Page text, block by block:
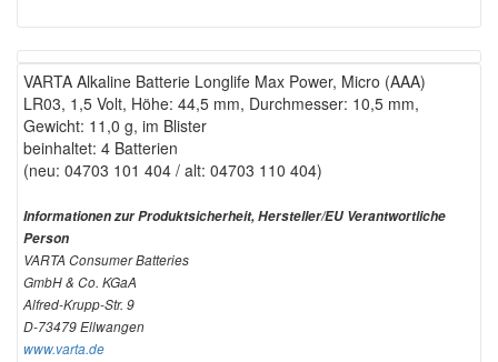
VARTA Alkaline Batterie Longlife Max Power, Micro (AAA)
LR03, 1,5 Volt, Höhe: 44,5 mm, Durchmesser: 10,5 mm,
Gewicht: 11,0 g, im Blister
beinhaltet: 4 Batterien
(neu: 04703 101 404 / alt: 04703 110 404)
Informationen zur Produktsicherheit, Hersteller/EU Verantwortliche
Person
VARTA Consumer Batteries
GmbH & Co. KGaA
Alfred-Krupp-Str. 9
D-73479 Ellwangen
www.varta.de